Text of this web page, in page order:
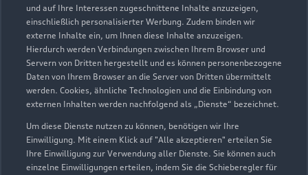
und auf Ihre Interessen zugeschnittene Inhalte anzuzeigen,
einschließlich personalisierter Werbung. Zudem binden wir
externe Inhalte ein, um Ihnen diese Inhalte anzuzeigen.
Hierdurch werden Verbindungen zwischen Ihrem Browser und
Servern von Dritten hergestellt und es können personenbezogene
Daten von Ihrem Browser an die Server von Dritten übermittelt
werden. Cookies, ähnliche Technologien und die Einbindung von
externen Inhalten werden nachfolgend als „Dienste“ bezeichnet.
Um diese Dienste nutzen zu können, benötigen wir Ihre
Einwilligung. Mit einem Klick auf "Alle akzeptieren" erteilen Sie
Ihre Einwilligung zur Verwendung aller Dienste. Sie können auch
einzelne Einwilligungen erteilen, indem Sie die Schieberegler für